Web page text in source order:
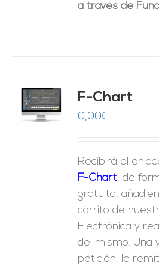
a través de
F-Chart
0,00€
Recibirá el
F-Chart, de
gratuita,
carrito de
Electrónica y
del mismo. Una
petición, le